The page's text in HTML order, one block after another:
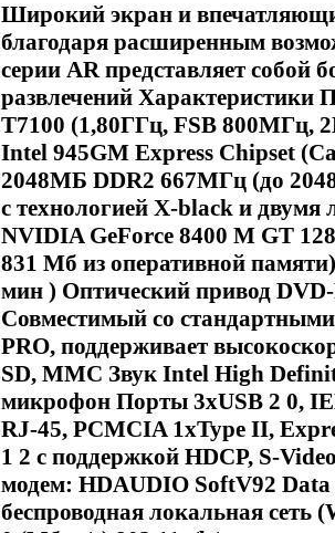
Широкий экран и
благодаря расширенным
серии AR представляет
развлечений Характеристики
T7100 (1,80ГГц, FSB 800МГц,
Intel 945GM Express Chipset
2048МБ DDR2 667МГц (до
с технологией X-black и двумя
NVIDIA GeForce 8400 M GT
831 Мб из оперативной
мин ) Оптический привод
Совместимый со
PRO, поддерживает
SD, MMC Звук Intel High
микрофон Порты 3xUSB 2 0,
RJ-45, PCMCIA 1xType II,
1 2 с поддержкой HDCP, S-
модем: HDAUDIO SoftV92
беспроводная локальная сеть